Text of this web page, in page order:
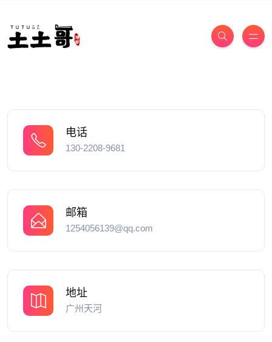
电话
130-2208-9681
邮箱
1254056139@qq.com
地址
广州天河